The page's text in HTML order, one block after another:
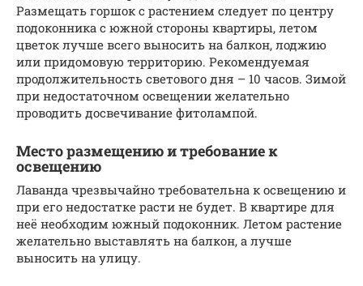
Размещать горшок с растением следует по центру
подоконника с южной стороны квартиры, летом
цветок лучше всего выносить на балкон, лоджию
или придомовую территорию. Рекомендуемая
продолжительность светового дня – 10 часов. Зимой
при недостаточном освещении желательно
проводить досвечивание фитолампой.
Место размещению и требование к
освещению
Лаванда чрезвычайно требовательна к освещению и
при его недостатке расти не будет. В квартире для
неё необходим южный подоконник. Летом растение
желательно выставлять на балкон, а лучше
выносить на улицу.